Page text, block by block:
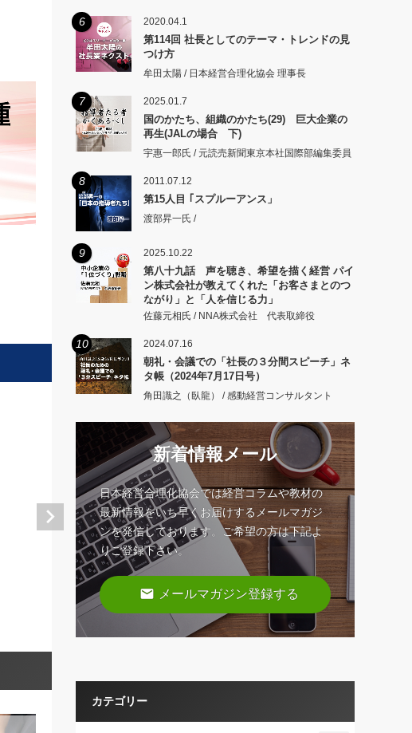
6 2020.04.1
第114回 社長としてのテーマ・トレンドの見
つけ方
牟田太陽 / 日本経営合理化協会 理事長
7 2025.01.7
国のかたち、組織のかたち(29) 巨大企業の
再生(JALの場合 下)
宇惠一郎氏 / 元読売新聞東京本社国際部編集委員
8 2011.07.12
第15人目 ｢スプルーアンス」
渡部昇一氏 /
9 2025.10.22
第八十九話 声を聴き、希望を描く経営 パイ
ン株式会社が教えてくれた「お客さまとのつ
ながり」と「人を信じる力」
佐藤元相氏 / NNA株式会社 代表取締役
10 2024.07.16
朝礼・会議での「社長の３分間スピーチ」ネ
タ帳（2024年7月17日号）
角田識之（臥龍） / 感動経営コンサルタント
新着情報メール
日本経営合理化協会では経営コラムや教材の
最新情報をいち早くお届けするメールマガジ
ンを発信しております。ご希望の方は下記よ
りご登録下さい。
email メールマガジン登録する
カテゴリー